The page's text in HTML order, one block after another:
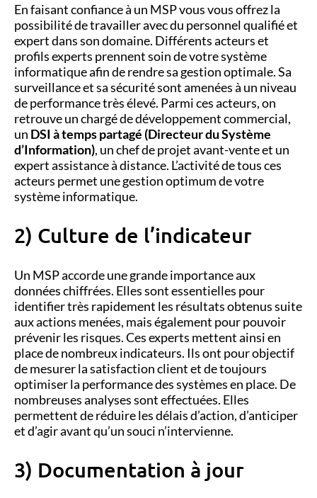
En faisant confiance à un MSP vous vous offrez la
possibilité de travailler avec du personnel qualifié et
expert dans son domaine. Différents acteurs et
profils experts prennent soin de votre système
informatique afin de rendre sa gestion optimale. Sa
surveillance et sa sécurité sont amenées à un niveau
de performance très élevé. Parmi ces acteurs, on
retrouve un chargé de développement commercial,
un DSI à temps partagé (Directeur du Système
d’Information), un chef de projet avant-vente et un
expert assistance à distance. L’activité de tous ces
acteurs permet une gestion optimum de votre
système informatique.
2) Culture de l’indicateur
Un MSP accorde une grande importance aux
données chiffrées. Elles sont essentielles pour
identifier très rapidement les résultats obtenus suite
aux actions menées, mais également pour pouvoir
prévenir les risques. Ces experts mettent ainsi en
place de nombreux indicateurs. Ils ont pour objectif
de mesurer la satisfaction client et de toujours
optimiser la performance des systèmes en place. De
nombreuses analyses sont effectuées. Elles
permettent de réduire les délais d’action, d’anticiper
et d’agir avant qu’un souci n’intervienne.
3) Documentation à jour